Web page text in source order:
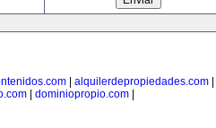
| alquilerdepropiedades.com|
| dominiopropio.com|